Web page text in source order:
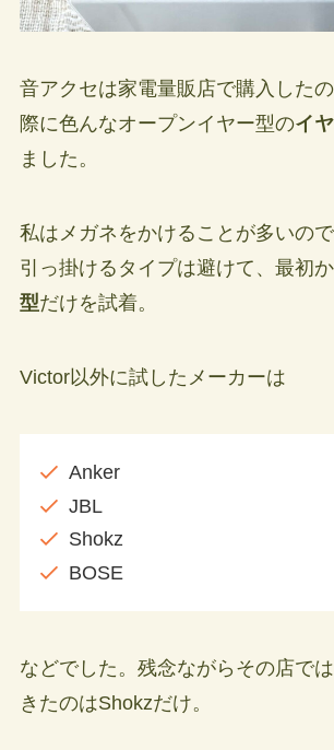
音アクセは家電量販店で購入した
際に色んなオープンイヤー型のイ
ました。
私はメガネをかけることが多いの
引っ掛けるタイプは避けて、最初
型だけを試着。
Victor以外に試したメーカーは
Anker
JBL
Shokz
BOSE
などでした。残念ながらその店で
きたのはShokzだけ。